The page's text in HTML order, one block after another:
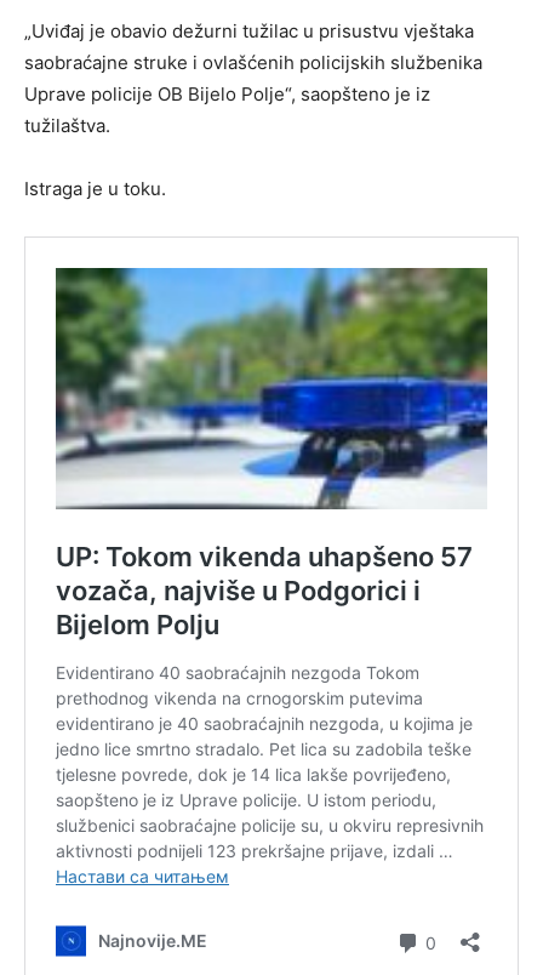
„Uviđaj je obavio dežurni tužilac u prisustvu vještaka
saobraćajne struke i ovlašćenih policijskih službenika
Uprave policije OB Bijelo Polje“, saopšteno je iz
tužilaštva.
Istraga je u toku.